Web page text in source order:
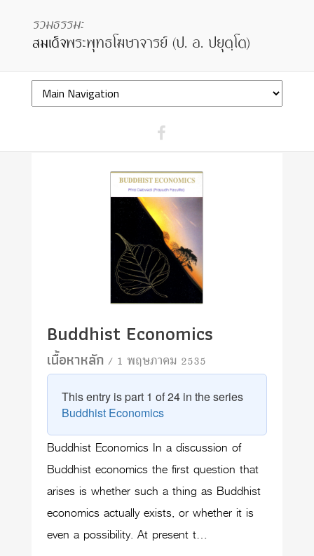
Buddhist Economics
เนื้อหาหลัก/ 1 พฤษภาคม 2535
This entry is part 1 of 24 in the series
Buddhist Economics
Buddhist Economics In a discussion of
Buddhist economics the first question that
arises is whether such a thing as Buddhist
economics actually exists, or whether it is
even a possibility. At present t…